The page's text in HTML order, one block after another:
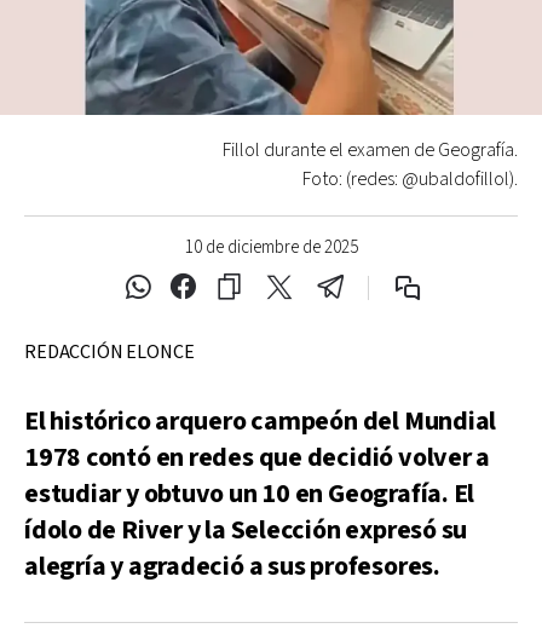
10 de diciembre de 2025
Fillol durante el examen de Geografía.
Foto: (redes: @ubaldofillol).
REDACCIÓN ELONCE
El histórico arquero campeón del Mundial
1978 contó en redes que decidió volver a
estudiar y obtuvo un 10 en Geografía. El
ídolo de River y la Selección expresó su
alegría y agradeció a sus profesores.